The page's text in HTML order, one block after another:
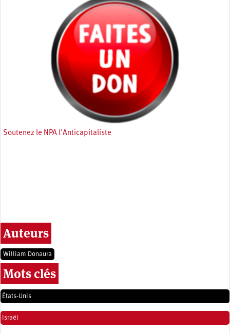
Soutenez le NPA l'Anticapitaliste
Auteurs
William Donaura
Mots clés
États-Unis
Israël